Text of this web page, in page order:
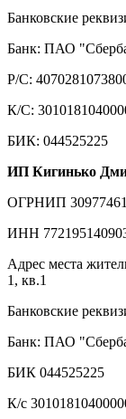
Банковские
Банк: ПАО
Р/С:
К/С:
БИК: 044525225
ИП Кигинько
ОГРНИП
ИНН
Адрес места
1, кв.1
Банковские
Банк: ПАО
БИК 044525225
К/с